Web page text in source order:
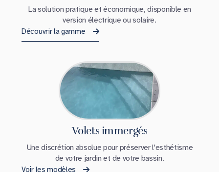
La solution pratique et économique, disponible en
version électrique ou solaire.
Découvrir la gamme
Volets immergés
Une discrétion absolue pour préserver l'esthétisme
de votre jardin et de votre bassin.
Voir les modèles